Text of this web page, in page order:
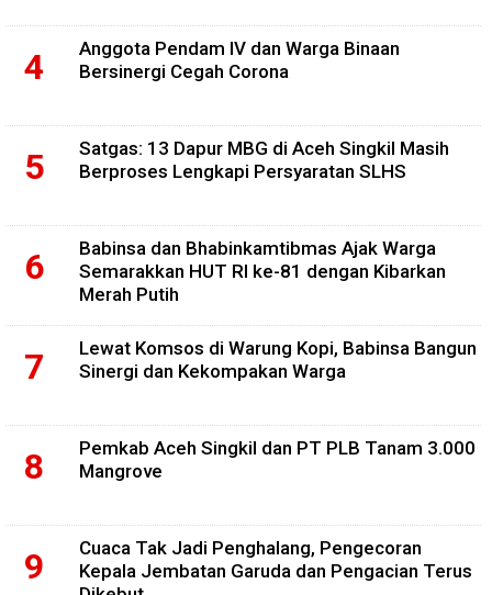
Anggota Pendam IV dan Warga Binaan
Bersinergi Cegah Corona
Satgas: 13 Dapur MBG di Aceh Singkil Masih
Berproses Lengkapi Persyaratan SLHS
Babinsa dan Bhabinkamtibmas Ajak Warga
Semarakkan HUT RI ke-81 dengan Kibarkan
Merah Putih
Lewat Komsos di Warung Kopi, Babinsa Bangun
Sinergi dan Kekompakan Warga
Pemkab Aceh Singkil dan PT PLB Tanam 3.000
Mangrove
Cuaca Tak Jadi Penghalang, Pengecoran
Kepala Jembatan Garuda dan Pengacian Terus